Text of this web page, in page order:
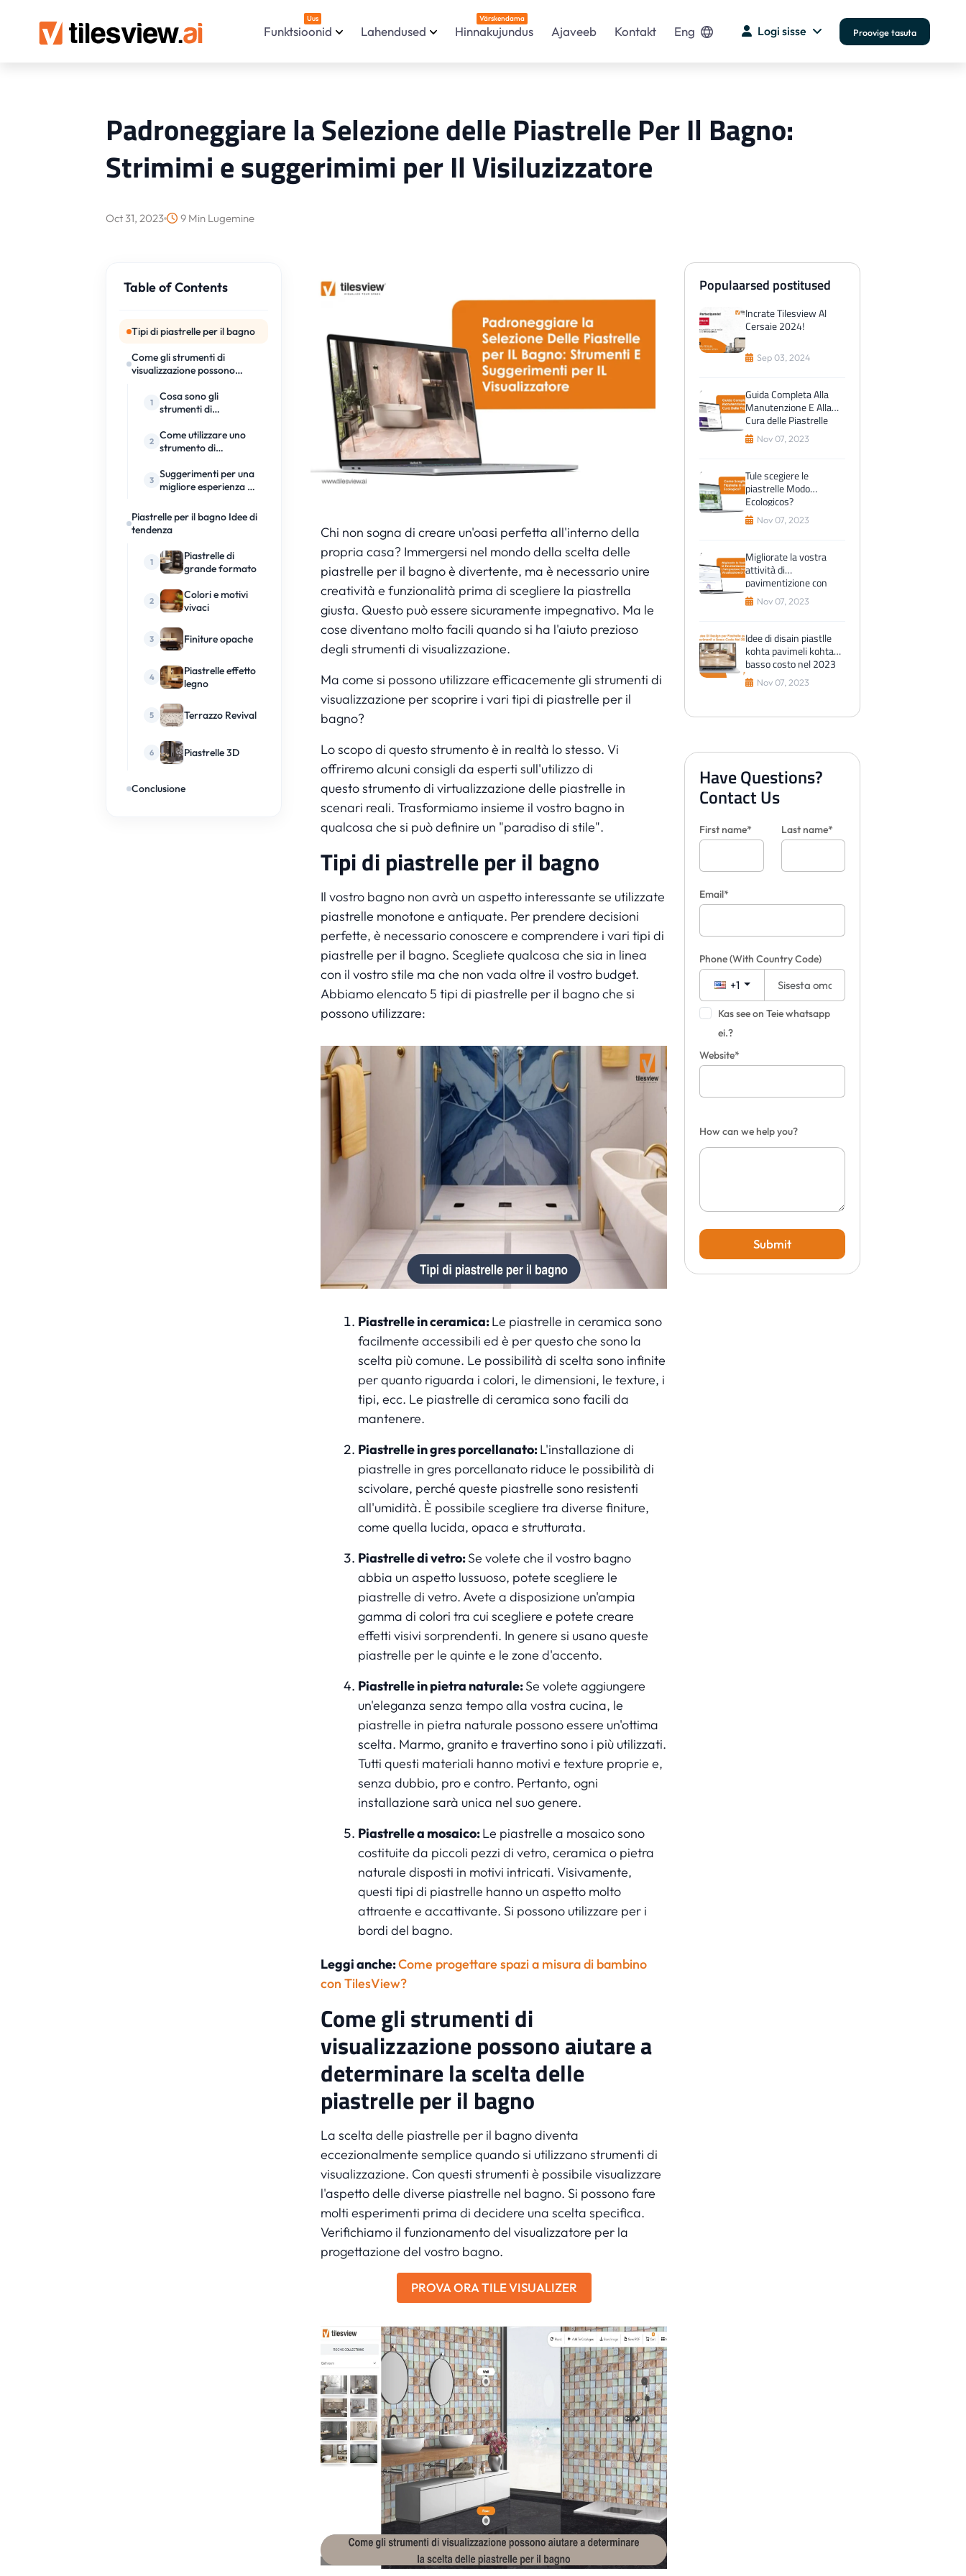
Funktsioonid
Uus
Lahendused Hinnakujundus
Värskendama
Ajaveeb Kontakt Eng Logi sisse Proovige tasuta
Padroneggiare la Selezione delle Piastrelle Per Il Bagno:
Strimimi e suggerimimi per Il Visiluzizzatore
Oct 31, 2023 9 Min Lugemine
Table of Contents
Tipi di piastrelle per il bagno
Come gli strumenti di
visualizzazione possono
scelta delle piastrelle per il
bagno
Cosa sono gli
strumenti di
sceglierli?
Come utilizzare uno
strumento di
Suggerimenti per una
migliore esperienza di
Piastrelle per il bagno Idee di
tendenza
Piastrelle di
grande formato
Colori e motivi
vivaci
Finiture opache
Piastrelle effetto
legno
Terrazzo Revival
Piastrelle 3D
Conclusione
Populaarsed postitused
Incrate Tilesview Al
Cersaie 2024!
Sep 03, 2024
Guida Completa Alla
Manutenzione E Alla
Cura delle Piastrelle
Nov 07, 2023
Tule scegiere le
piastrelle Modo
Ecologicos?
Nov 07, 2023
Migliorate la vostra
attività di
pavimentizione con
l'integrazione del
vilicizzatore di tilesview
Nov 07, 2023
Idee di disain piastlle
kohta pavimeli kohta
basso costo nel 2023
Nov 07, 2023
Have Questions?
Contact Us
First name* Last name*
Email*
Phone(With Country Code)
+1
Kas see on Teie whatsapp
ei.?
Website*
How can we help you?
Submit
Chi non sogna di creare un'oasi perfetta all'interno della
propria casa? Immergersi nel mondo della scelta delle
piastrelle per il bagno è divertente, ma è necessario unire
creatività e funzionalità prima di scegliere la piastrella
giusta. Questo può essere sicuramente impegnativo. Ma le
cose diventano molto facili quando si ha l'aiuto prezioso
degli strumenti di visualizzazione.
Ma come si possono utilizzare efficacemente gli strumenti di
visualizzazione per scoprire i vari tipi di piastrelle per il
bagno?
Lo scopo di questo strumento è in realtà lo stesso. Vi
offriremo alcuni consigli da esperti sull'utilizzo di
questostrumento di virtualizzazione delle piastrelle in
scenari reali. Trasformiamo insieme il vostro bagno in
qualcosa che si può definire un "paradiso di stile".
Tipi di piastrelle per il bagno
Il vostro bagno non avrà un aspetto interessante se utilizzate
piastrelle monotone e antiquate. Per prendere decisioni
perfette, è necessario conoscere e comprendere i vari tipi di
piastrelle per il bagno. Scegliete qualcosa che sia in linea
con il vostro stile ma che non vada oltre il vostro budget.
Abbiamo elencato 5 tipi di piastrelle per il bagno che si
possono utilizzare:
Piastrelle in ceramica:Le piastrelle in ceramica sono
facilmente accessibili ed è per questo che sono la
scelta più comune. Le possibilità di scelta sono infinite
per quanto riguarda i colori, le dimensioni, le texture, i
tipi, ecc. Le piastrelle di ceramica sono facili da
mantenere.
Piastrelle in gres porcellanato:L'installazione di
piastrelle in gres porcellanato riduce le possibilità di
scivolare, perché queste piastrelle sono resistenti
all'umidità. È possibile scegliere tra diverse finiture,
come quella lucida, opaca e strutturata.
Piastrelle di vetro:Se volete che il vostro bagno
abbia un aspetto lussuoso, potete scegliere le
piastrelle di vetro. Avete a disposizione un'ampia
gamma di colori tra cui scegliere e potete creare
effetti visivi sorprendenti. In genere si usano queste
piastrelle per le quinte e le zone d'accento.
Piastrelle in pietra naturale:Se volete aggiungere
un'eleganza senza tempo alla vostra cucina, le
piastrelle in pietra naturale possono essere un'ottima
scelta. Marmo, granito e travertino sono i più utilizzati.
Tutti questi materiali hanno motivi e texture proprie e,
senza dubbio, pro e contro. Pertanto, ogni
installazione sarà unica nel suo genere.
Piastrelle a mosaico:Le piastrelle a mosaico sono
costituite da piccoli pezzi di vetro, ceramica o pietra
naturale disposti in motivi intricati. Visivamente,
questi tipi di piastrelle hanno un aspetto molto
attraente e accattivante. Si possono utilizzare per i
bordi del bagno.
Leggi anche:Come progettare spazi a misura di bambino
con TilesView?
Come gli strumenti di
visualizzazione possono aiutare a
determinare la scelta delle
piastrelle per il bagno
La scelta delle piastrelle per il bagno diventa
eccezionalmente semplice quando si utilizzano strumenti di
visualizzazione. Con questi strumenti è possibile visualizzare
l'aspetto delle diverse piastrelle nel bagno. Si possono fare
molti esperimenti prima di decidere una scelta specifica.
Verifichiamo il funzionamento del visualizzatore per la
progettazione del vostro bagno.
PROVA ORA TILE VISUALIZER